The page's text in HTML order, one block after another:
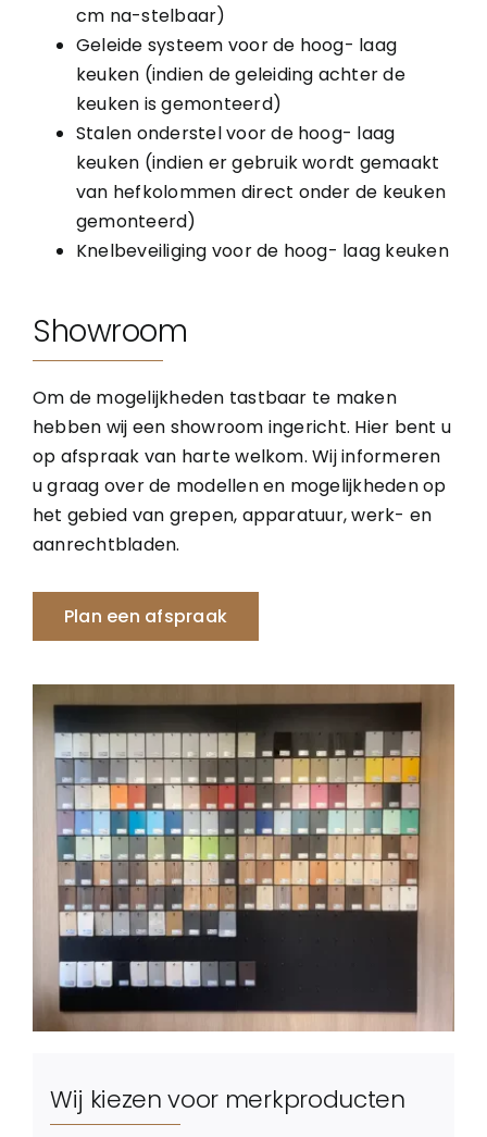
cm na-stelbaar)
Geleide systeem voor de hoog- laag
keuken (indien de geleiding achter de
keuken is gemonteerd)
Stalen onderstel voor de hoog- laag
keuken (indien er gebruik wordt gemaakt
van hefkolommen direct onder de keuken
gemonteerd)
Knelbeveiliging voor de hoog- laag keuken
Showroom
Om de mogelijkheden tastbaar te maken
hebben wij een showroom ingericht. Hier bent u
op afspraak van harte welkom. Wij informeren
u graag over de modellen en mogelijkheden op
het gebied van grepen, apparatuur, werk- en
aanrechtbladen.
Plan een afspraak
Wij kiezen voor merkproducten